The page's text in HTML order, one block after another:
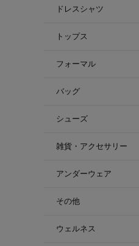
ドレスシャツ
トップス
フォーマル
バッグ
シューズ
雑貨・アクセサリー
アンダーウェア
その他
ウェルネス